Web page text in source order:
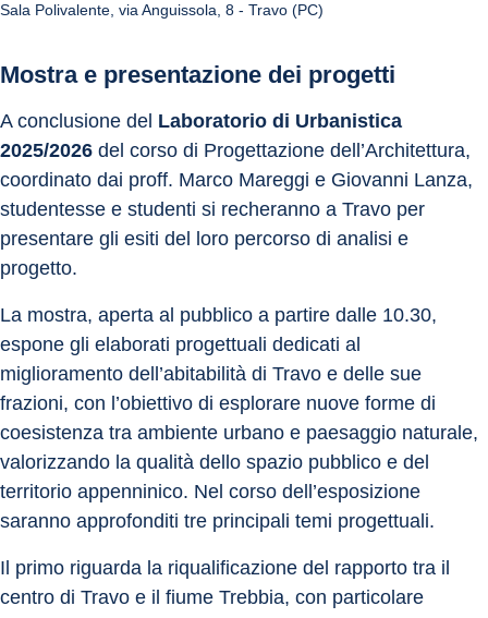
Sala Polivalente, via Anguissola, 8 - Travo (PC)
Mostra e presentazione dei progetti
A conclusione del Laboratorio di Urbanistica
2025/2026 del corso di Progettazione dell’Architettura,
coordinato dai proff. Marco Mareggi e Giovanni Lanza,
studentesse e studenti si recheranno a Travo per
presentare gli esiti del loro percorso di analisi e
progetto.
La mostra, aperta al pubblico a partire dalle 10.30,
espone gli elaborati progettuali dedicati al
miglioramento dell’abitabilità di Travo e delle sue
frazioni, con l’obiettivo di esplorare nuove forme di
coesistenza tra ambiente urbano e paesaggio naturale,
valorizzando la qualità dello spazio pubblico e del
territorio appenninico. Nel corso dell’esposizione
saranno approfonditi tre principali temi progettuali.
Il primo riguarda la riqualificazione del rapporto tra il
centro di Travo e il fiume Trebbia, con particolare